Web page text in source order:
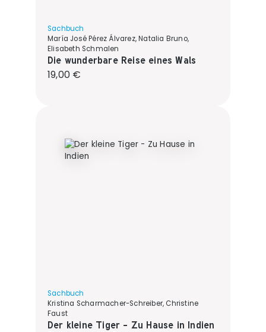
Sachbuch
María José Pérez Álvarez, Natalia Bruno,
Elisabeth Schmalen
Die wunderbare Reise eines Wals
Regulärer Preis:
19,00 €
Sachbuch
Kristina Scharmacher-Schreiber, Christine
Faust
Der kleine Tiger - Zu Hause in Indien